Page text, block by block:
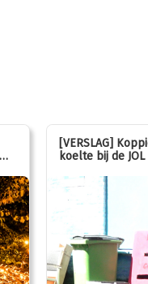
[VERSLAG]
koelte bij de JOL